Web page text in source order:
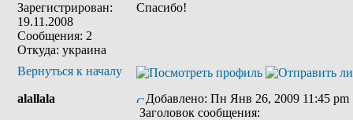
Зарегистрирован:
19.11.2008
Сообщения: 2
Откуда: украина
Спасибо!
Вернуться к началу
alallala
Добавлено: Пн Янв 26, 2009 11:45 pm
Заголовок сообщения: